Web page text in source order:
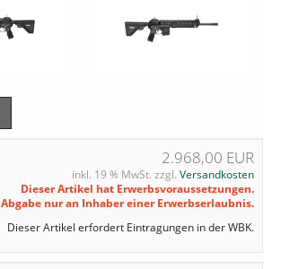
2.968,00 EUR
inkl. 19 % MwSt. zzgl. Versandkosten
Dieser Artikel hat Erwerbsvoraussetzungen.
Abgabe nur an Inhaber einer Erwerbserlaubnis.
Dieser Artikel erfordert Eintragungen in der WBK.